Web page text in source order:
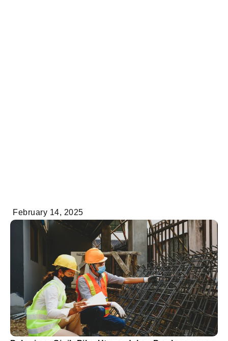
February 14, 2025